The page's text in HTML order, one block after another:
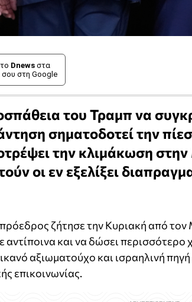
Dnews στα
στη Google
του Τραμπ να
σηματοδοτεί την
την κλιμάκωση
οι εν εξελίξει
ζήτησε την Κυριακή από τον
αντίποινα και να δώσει
αξιωματούχο και ισραηλινή
επικοινωνίας.